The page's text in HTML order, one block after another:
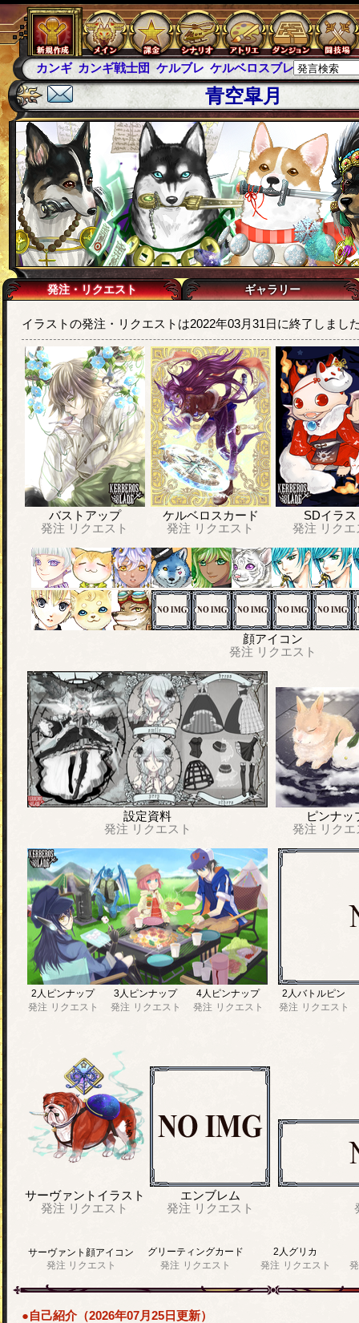
カンギ カンギ戦士団 ケルブレ ケルベロスブレイド スパ
青空皐月
発注・リクエスト ギャラリー
イラストの発注・リクエストは2022年03月31日に終了しまし
バストアップ
発注 リクエスト
ケルベロスカード
発注 リクエスト
SDイラス
発注 リク
顔アイコン
発注 リクエスト
設定資料
発注 リクエスト
ピンナッ
発注 リク
2人ピンナップ
発注 リクエスト
3人ピンナップ
発注 リクエスト
4人ピンナップ
発注 リクエスト
2人バトルピン
発注 リクエスト
サーヴァントイラスト
発注 リクエスト
エンブレム
発注 リクエスト
サーヴァント顔アイコン
発注 リクエスト
グリーティングカード
発注 リクエスト
2人グリカ
発注 リクエスト
●自己紹介（2026年07月25日更新）